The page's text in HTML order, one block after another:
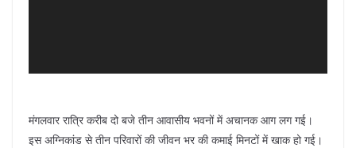
मंगलवार रात्रि करीब दो बजे तीन आवासीय भवनों में अचानक आग लग गई।
इस अग्निकांड से तीन परिवारों की जीवन भर की कमाई मिनटों में खाक हो गई।